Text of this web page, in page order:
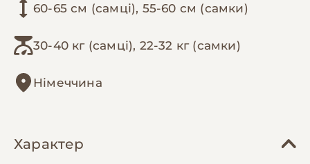
60-65 см (самці), 55-60 см (самки)
30-40 кг (самці), 22-32 кг (самки)
Німеччина
Характер